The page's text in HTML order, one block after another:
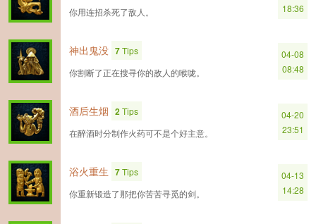
你用连招杀死了敌人。
18:36
神出鬼没 7Tips
你割断了正在搜寻你的敌人的喉咙。
04-08
08:48
酒后生烟 2Tips
在醉酒时分制作火药可不是个好主意。
04-20
23:51
浴火重生 7Tips
你重新锻造了那把你苦苦寻觅的剑。
04-13
14:28